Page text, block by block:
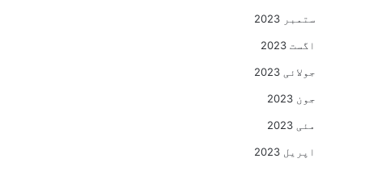
ستمبر 2023
اگست 2023
جولائی 2023
جون 2023
مئی 2023
اپریل 2023